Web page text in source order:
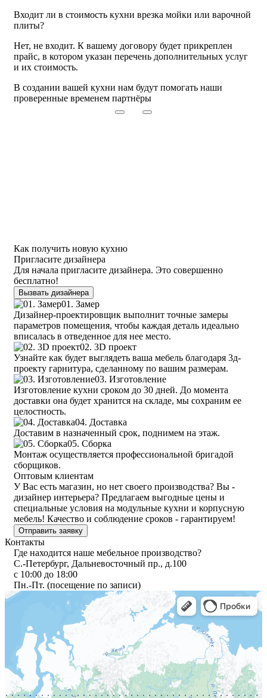
Входит ли в стоимость кухни врезка мойки или варочной
плиты?
Нет, не входит. К вашему договору будет прикреплен
прайс, в котором указан перечень дополнительных услуг
и их стоимость.
В создании вашей кухни нам будут помогать наши
проверенные временем партнёры
Как получить новую кухню
Пригласите дизайнера
Для начала пригласите дизайнера. Это совершенно
бесплатно!
Вызвать дизайнера
01. Замер
Дизайнер-проектировщик выполнит точные замеры
параметров помещения, чтобы каждая деталь идеально
вписалась в отведенное для нее место.
02. 3D проект
Узнайте как будет выглядеть ваша мебель благодаря 3д-
проекту гарнитура, сделанному по вашим размерам.
03. Изготовление
Изготовление кухни сроком до 30 дней. До момента
доставки она будет хранится на складе, мы сохраним ее
целостность.
04. Доставка
Доставим в назначенный срок, поднимем на этаж.
05. Сборка
Монтаж осуществляется профессиональной бригадой
сборщиков.
Оптовым клиентам
У Вас есть магазин, но нет своего производства? Вы -
дизайнер интерьера? Предлагаем выгодные цены и
специальные условия на модульные кухни и корпусную
мебель! Качество и соблюдение сроков - гарантируем!
Отправить заявку
Контакты
Где находится наше мебельное производство?
С.-Петербург, Дальневосточный пр., д.100
с 10:00 до 18:00
Пн.-Пт. (посещение по записи)